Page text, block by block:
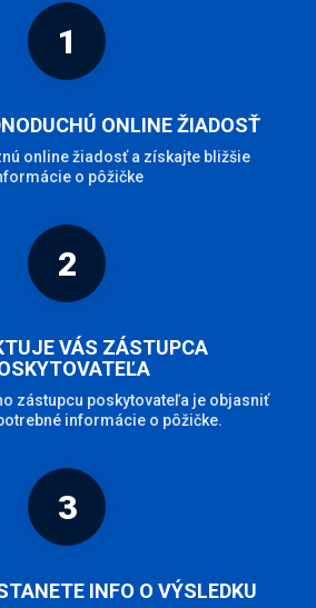
1
ONLINE ŽIADOSŤ
online žiadosť a získajte bližšie
o pôžičke
2
VÁS ZÁSTUPCA
zástupcu poskytovateľa je objasniť
informácie o pôžičke.
3
INFO O VÝSLEDKU